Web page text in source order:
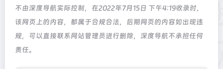
不由深度导航实际控制，在2022年7月15日 下午4:19收录时，
该网页上的内容，都属于合规合法，后期网页的内容如出现违
规，可以直接联系网站管理员进行删除，深度导航不承担任何
责任。